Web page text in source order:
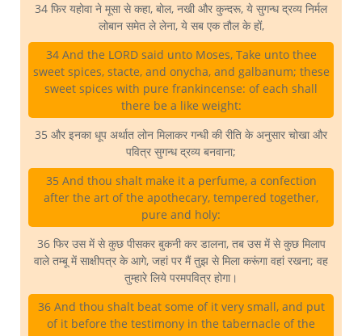
34 फिर यहोवा ने मूसा से कहा, बोल, नखी और कुन्दरू, ये सुगन्ध द्रव्य निर्मल
लोबान समेत ले लेना, ये सब एक तौल के हों,
34 And the LORD said unto Moses, Take unto thee
sweet spices, stacte, and onycha, and galbanum; these
sweet spices with pure frankincense: of each shall
there be a like weight:
35 और इनका धूप अर्थात लोन मिलाकर गन्धी की रीति के अनुसार चोखा और
पवित्र सुगन्ध द्रव्य बनवाना;
35 And thou shalt make it a perfume, a confection
after the art of the apothecary, tempered together,
pure and holy:
36 फिर उस में से कुछ पीसकर बुकनी कर डालना, तब उस में से कुछ मिलाप
वाले तम्बू में साक्षीपत्र के आगे, जहां पर मैं तुझ से मिला करूंगा वहां रखना; वह
तुम्हारे लिये परमपवित्र होगा।
36 And thou shalt beat some of it very small, and put
of it before the testimony in the tabernacle of the